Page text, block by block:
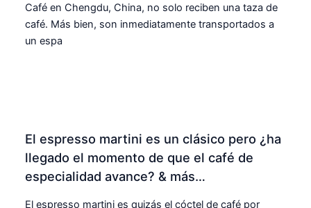
Café en Chengdu, China, no solo reciben una taza de
café. Más bien, son inmediatamente transportados a
un espa
El espresso martini es un clásico pero ¿ha
llegado el momento de que el café de
especialidad avance? & más…
El espresso martini es quizás el cóctel de café por